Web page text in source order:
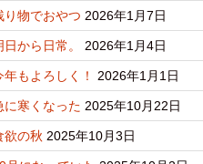
り物でおやつ 2026年1月7日
日から日常。 2026年1月4日
年もよろしく！ 2026年1月1日
に寒くなった 2025年10月22日
欲の秋 2025年10月3日